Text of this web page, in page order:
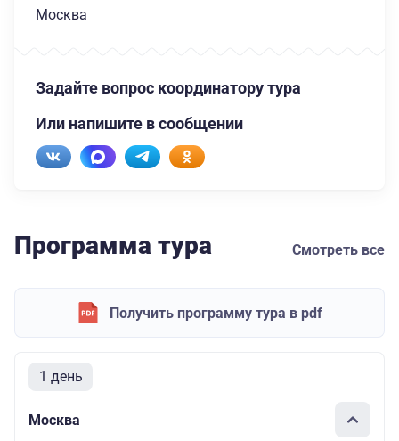
Москва
Задайте вопрос координатору тура
Или напишите в сообщении
Программа тура Смотреть все
Получить программу тура в pdf
1 день
Москва